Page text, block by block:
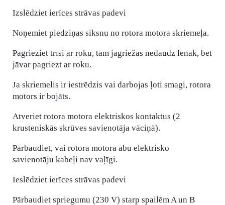
Izslēdziet ierīces strāvas padevi
Noņemiet piedziņas siksnu no rotora motora skriemeļa.
Pagrieziet trīsi ar roku, tam jāgriežas nedaudz lēnāk, bet
jāvar pagriezt ar roku.
Ja skriemelis ir iestrēdzis vai darbojas ļoti smagi, rotora
motors ir bojāts.
Atveriet rotora motora elektriskos kontaktus (2
krusteniskās skrūves savienotāja vāciņā).
Pārbaudiet, vai rotora motora abu elektrisko
savienotāju kabeļi nav vaļīgi.
Ieslēdziet ierīces strāvas padevi
Pārbaudiet spriegumu (230 V) starp spailēm A un B